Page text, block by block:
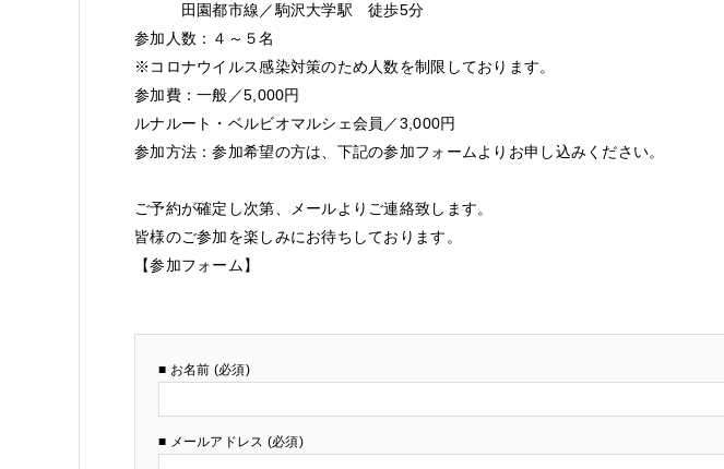
田園都市線／駒沢大学駅 徒歩5分
参加人数：４～５名
※コロナウイルス感染対策のため人数を制限しております。
参加費：一般／5,000円
ルナルート・ベルビオマルシェ会員／3,000円
参加方法：参加希望の方は、下記の参加フォームよりお申し込みください。
ご予約が確定し次第、メールよりご連絡致します。
皆様のご参加を楽しみにお待ちしております。
【参加フォーム】
■ お名前 (必須)
■ メールアドレス (必須)